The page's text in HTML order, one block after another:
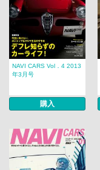
NAVI CARS Vol．4 2013
年3月号
購入